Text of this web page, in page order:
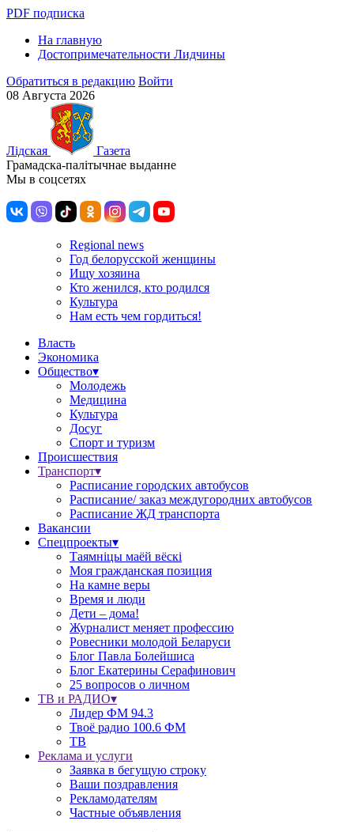
PDF подписка
На главную
Достопримечательности Лидчины
Обратиться в редакцию Войти
08 Августа 2026
Лiдская
Газета
Грамадска-палiтычнае выданне
Мы в соцсетях
Regional news
Год белорусской женщины
Ищу хозяина
Кто женился, кто родился
Культура
Нам есть чем гордиться!
Власть
Экономика
Общество▾
Молодежь
Медицина
Культура
Досуг
Спорт и туризм
Происшествия
Транспорт▾
Расписание городских автобусов
Расписание/ заказ междугородних автобусов
Расписание ЖД транспорта
Вакансии
Спецпроекты▾
Таямніцы маёй вёскі
Моя гражданская позиция
На камне веры
Время и люди
Дети – дома!
Журналист меняет профессию
Ровесники молодой Беларуси
Блог Павла Болейшиса
Блог Екатерины Серафинович
25 вопросов о личном
ТВ и РАДИО▾
Лидер ФМ 94.3
Твоё радио 100.6 ФМ
ТВ
Реклама и услуги
Заявка в бегущую строку
Ваши поздравления
Рекламодателям
Частные объявления